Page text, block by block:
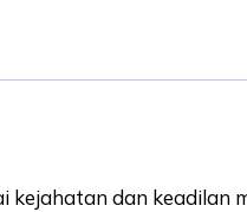
kejahatan dan